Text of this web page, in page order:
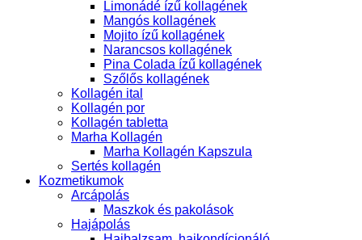
Limonádé ízű kollagének
Mangós kollagének
Mojito ízű kollagének
Narancsos kollagének
Pina Colada ízű kollagének
Szőlős kollagének
Kollagén ital
Kollagén por
Kollagén tabletta
Marha Kollagén
Marha Kollagén Kapszula
Sertés kollagén
Kozmetikumok
Arcápolás
Maszkok és pakolások
Hajápolás